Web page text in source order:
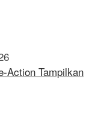
Action Tampilkan